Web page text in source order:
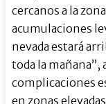
cercanos a la
acumulaciones
nevada estará
toda la mañana”,
complicaciones
en zonas